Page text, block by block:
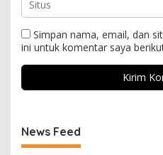
Simpan nama, email, dan
ini untuk komentar saya
News Feed